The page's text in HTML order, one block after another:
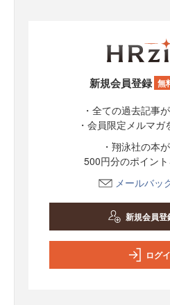
新規会員登録 無
・全ての過去記事
・会員限定メルマ
・翔泳社の本
500円分のポイン
メールバッ
新規会員登
ログ